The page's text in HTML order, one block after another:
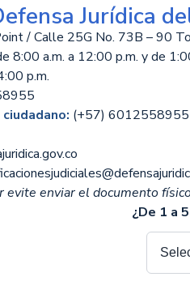
Jurídica
/ Calle 25G No. 73B – 90
8:00 a.m. a 12:00 p.m. y de
p.m.
(+57) 6012558955
evite enviar el documento
¿De 1 a